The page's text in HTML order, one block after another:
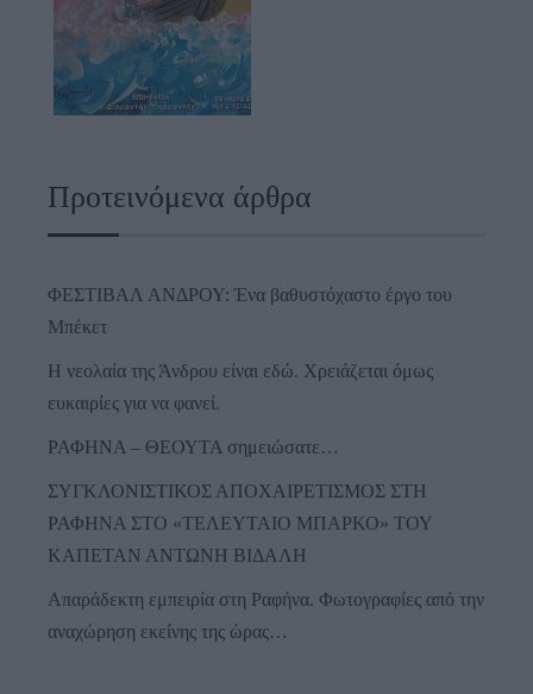
Προτεινόμενα άρθρα
ΦΕΣΤΙΒΑΛ ΑΝΔΡΟΥ: Ένα βαθυστόχαστο έργο του
Μπέκετ
Η νεολαία της Άνδρου είναι εδώ. Χρειάζεται όμως
ευκαιρίες για να φανεί.
ΡΑΦΗΝΑ – ΘΕΟΥΤΑ σημειώσατε…
ΣΥΓΚΛΟΝΙΣΤΙΚΟΣ ΑΠΟΧΑΙΡΕΤΙΣΜΟΣ ΣΤΗ
ΡΑΦΗΝΑ ΣΤΟ «ΤΕΛΕΥΤΑΙΟ ΜΠΑΡΚΟ» ΤΟΥ
ΚΑΠΕΤΑΝ ΑΝΤΩΝΗ ΒΙΔΑΛΗ
Απαράδεκτη εμπειρία στη Ραφήνα. Φωτογραφίες από την
αναχώρηση εκείνης της ώρας…